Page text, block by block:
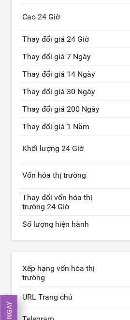
Cao 24 Giờ
Thay đổi giá 24 Giờ
Thay đổi giá 7 Ngày
Thay đổi giá 14 Ngày
Thay đổi giá 30 Ngày
Thay đổi giá 200 Ngày
Thay đổi giá 1 Năm
Khối lượng 24 Giờ
Vốn hóa thị trường
Thay đổi vốn hóa thị
trường 24 Giờ
Số lượng hiện hành
Xếp hạng vốn hóa thị
trường
URL Trang chủ